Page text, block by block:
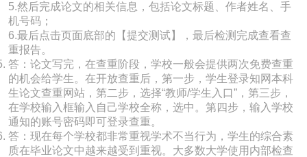
5.然后完成论文的相关信息，包括论文标题、作者姓名、手
机号码；
6.最后点击页面底部的【提交测试】，最后检测完成查看查
重报告。
答：论文写完，在查重阶段，学校一般会提供两次免费查重
的机会给学生。在开放查重后，第一步，学生登录知网本科
生论文查重网站，第二步，选择“教师/学生入口”，第三步，
在学校输入框输入自己学校全称，选中。第四步，输入学校
通知的账号密码即可登录查重。
答：现在每个学校都非常重视学术不当行为，学生的综合素
质在毕业论文中越来越受到重视。大多数大学使用内部检查